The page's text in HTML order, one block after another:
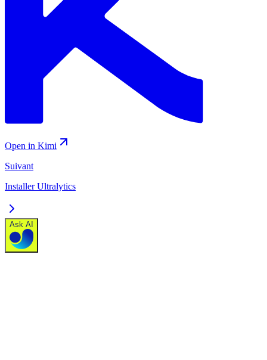
Open in Kimi
Suivant
Installer Ultralytics
Ask AI